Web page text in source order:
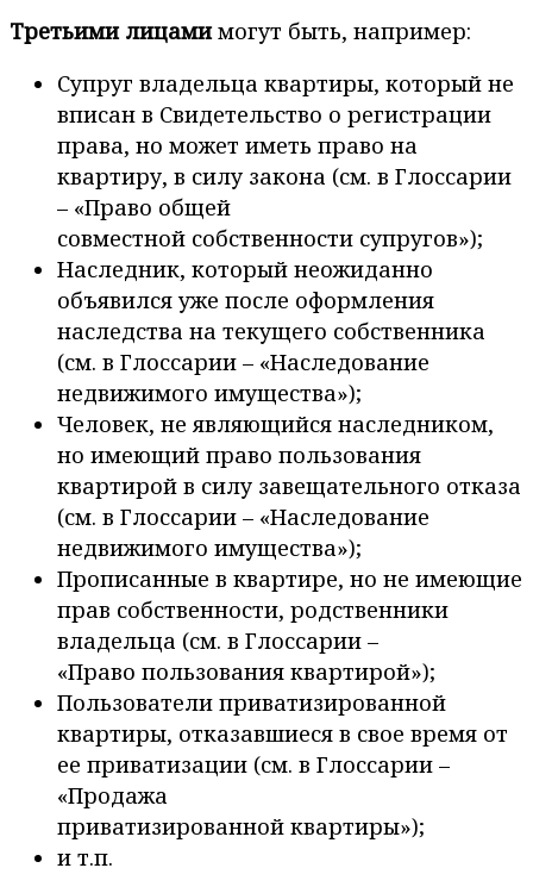
Третьими лицамимогут быть, например:
Супруг владельца квартиры, который не
вписан в Свидетельство о регистрации
права, но может иметь право на
квартиру, в силу закона (см. в Глоссарии
– «Право общей
совместной собственности супругов»);
Наследник, который неожиданно
объявился уже после оформления
наследства на текущего собственника
(см. в Глоссарии – «Наследование
недвижимого имущества»);
Человек, не являющийся наследником,
но имеющий право пользования
квартирой в силу завещательного отказа
(см. в Глоссарии – «Наследование
недвижимого имущества»);
Прописанные в квартире, но не имеющие
прав собственности, родственники
владельца (см. в Глоссарии –
«Право пользования квартирой»);
Пользователи приватизированной
квартиры, отказавшиеся в свое время от
ее приватизации (см. в Глоссарии –
«Продажа
приватизированной квартиры»);
и т.п.